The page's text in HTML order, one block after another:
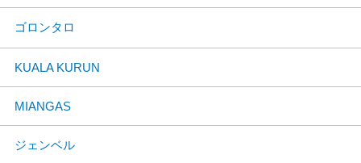
ゴロンタロ
KUALA KURUN
MIANGAS
ジェンベル